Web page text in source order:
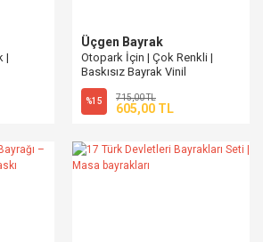
|
Üçgen Bayrak
Otopark İçin | Çok Renkli |
Baskısız Bayrak Vinil
%15 715,00 TL
605,00 TL